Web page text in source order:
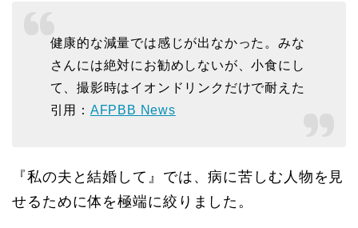
健康的な減量では感じが出なかった。みな
さんには絶対にお勧めしないが、小食にし
て、撮影時はイオンドリンクだけで耐えた
引用： AFPBB News
『私の夫と結婚して』では、病に苦しむ人物を見
せるために体を極端に絞りました。